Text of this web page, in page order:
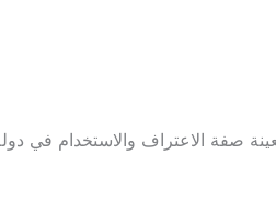
صفة الاعتراف والاستخدام في